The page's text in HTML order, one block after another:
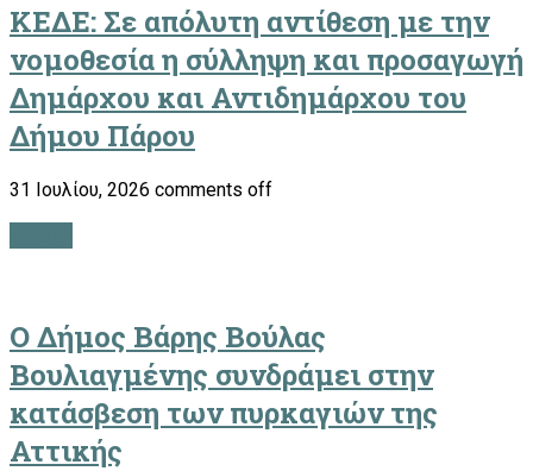
ΚΕΔΕ: Σε απόλυτη αντίθεση με την
νομοθεσία η σύλληψη και προσαγωγή
Δημάρχου και Αντιδημάρχου του
Δήμου Πάρου
31 Ιουλίου, 2026 comments off
Ο Δήμος Βάρης Βούλας
Βουλιαγμένης συνδράμει στην
κατάσβεση των πυρκαγιών της
Αττικής